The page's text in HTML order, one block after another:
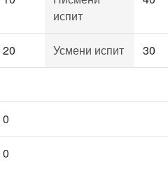
испит
20 Усмени испит 30
0
0